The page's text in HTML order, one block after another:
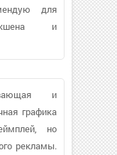
для
и
и
графика
но
рекламы.